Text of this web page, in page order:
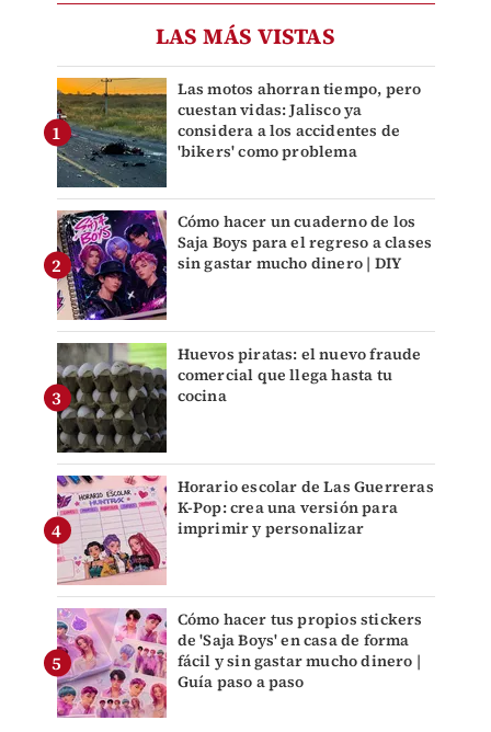
LAS MÁS VISTAS
Las motos ahorran tiempo, pero
cuestan vidas: Jalisco ya
considera a los accidentes de
'bikers' como problema
Cómo hacer un cuaderno de los
Saja Boys para el regreso a clases
sin gastar mucho dinero | DIY
Huevos piratas: el nuevo fraude
comercial que llega hasta tu
cocina
Horario escolar de Las Guerreras
K-Pop: crea una versión para
imprimir y personalizar
Cómo hacer tus propios stickers
de 'Saja Boys' en casa de forma
fácil y sin gastar mucho dinero |
Guía paso a paso